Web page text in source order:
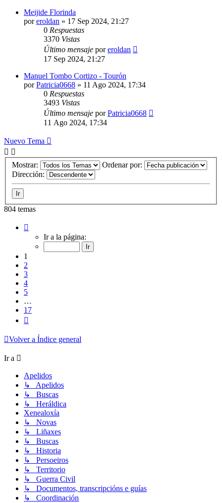
Meijide Florinda
poreroldan » 17 Sep 2024, 21:27
0 Respuestas
3370 Vistas
Último mensaje poreroldan
17 Sep 2024, 21:27
Manuel Tombo Cortizo - Tourón
porPatricia0668 » 11 Ago 2024, 17:34
0 Respuestas
3493 Vistas
Último mensaje porPatricia0668
11 Ago 2024, 17:34
Nuevo Tema
Mostrar:
Ordenar por:
Dirección:
804 temas
Ir a la página:
1
2
3
4
5
…
17
Volver a Índice general
Ir a
Apelidos
↳ Apelidos
↳ Buscas
↳ Heráldica
Xenealoxía
↳ Novas
↳ Liñaxes
↳ Buscas
↳ Historia
↳ Persoeiros
↳ Territorio
↳ Guerra Civil
↳ Documentos, transcripcións e guías
↳ Coordinación